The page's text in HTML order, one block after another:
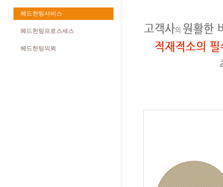
헤드헌팅서비스
헤드헌팅프로스세스
헤드헌팅의뢰